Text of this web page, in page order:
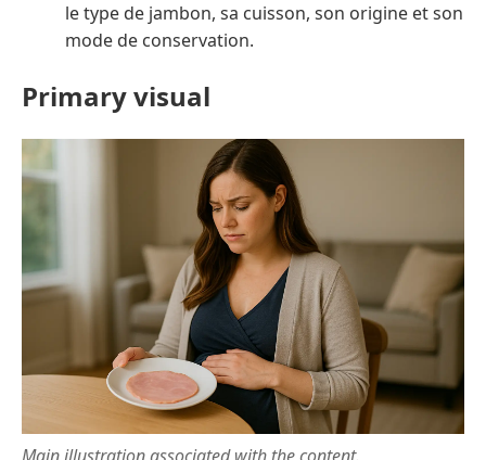
le type de jambon, sa cuisson, son origine et son
mode de conservation.
Primary visual